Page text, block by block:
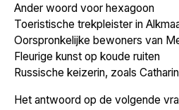
Ander woord voor hexagoon
Toeristische trekpleister in
Oorspronkelijke bewoners van
Fleurige kunst op koude ruiten
Russische keizerin, zoals
Het antwoord op de volgende